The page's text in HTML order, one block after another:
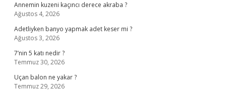
Annemin kuzeni kaçıncı derece akraba ?
Ağustos 4, 2026
Adetliyken banyo yapmak adet keser mi ?
Ağustos 3, 2026
7’nin 5 katı nedir ?
Temmuz 30, 2026
Uçan balon ne yakar ?
Temmuz 29, 2026